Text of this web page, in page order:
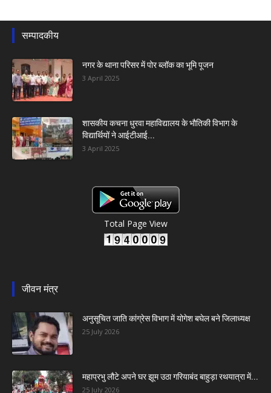
सम्पादकीय
नगर के थाना परिसर में पोर ब्लॉक का भूमि पूजन
3 April 2025
शासकीय कचना धुरवा महाविद्यालय के भौतिकी विभाग के
विद्यार्थियों ने आईटीआई...
3 April 2025
Total Page View
जीवन मंत्र
अनुसूचित जाति कांग्रेस विभाग में योगेश बघेल बने जिलाध्यक्ष
25 July 2026
महाप्रभु लौटे अपने घर झूम उठा गरियाबंद बाहुड़ा रथयात्रा में...
25 July 2026